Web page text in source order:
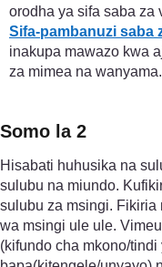
orodha ya sifa saba za
Sifa-pambanuzi saba
inakupa mawazo kwa
za mimea na wanyama.
Somo la 2
Hisabati huhusika na
sulubu na miundo.
sulubu za msingi. Fikiria
wa msingi ule ule.
(kifundo cha mkono/